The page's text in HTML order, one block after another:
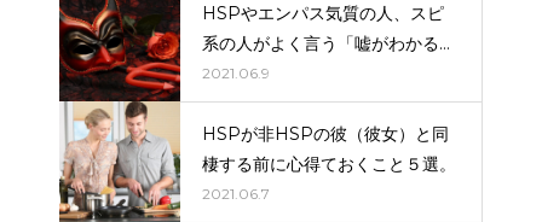
HSPやエンパス気質の人、スピ
系の人がよく言う「嘘がわかる」
はだいたい嘘（詐欺）。
2021.06.9
HSPが非HSPの彼（彼女）と同
棲する前に心得ておくこと５選。
2021.06.7